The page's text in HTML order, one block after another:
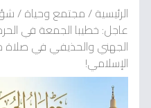
الرئيسية/مجتمع وحياة/
عاجل: خطيبا الجمعة في
الجهني والحذيفي في صلاة
الإسلامي!